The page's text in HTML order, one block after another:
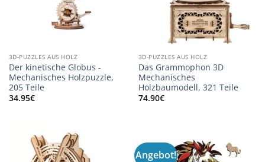
3D-PUZZLES AUS HOLZ
Der kinetische Globus -
Mechanisches Holzpuzzle,
205 Teile
34.95€
3D-PUZZLES AUS HOLZ
Das Grammophon 3D
Mechanisches
Holzbaumodell, 321 Teile
74.90€
Angebot!